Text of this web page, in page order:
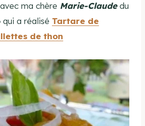
ma chère Marie-Claudedu
qui a réalisé Tartare de
de thon